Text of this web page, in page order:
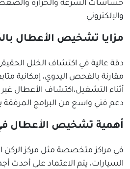
حساسات السرعة والحرارة والضغط،
والإلكتروني
مزايا تشخيص الأعطال
دقة عالية في اكتشاف الخلل
مقارنة بالفحص اليدوي، إمكانية
أثناء التشغيل،اكتشاف الأعطال
دعم فني واسع من البرامج المرفقة
أهمية تشخيص الأعطال
في مراكز متخصصة مثل مركز
السيارات، يتم الاعتماد على